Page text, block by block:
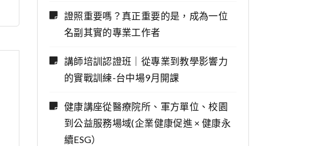
證照重要嗎？真正重要的是，成為一位
名副其實的專業工作者
講師培訓認證班｜從專業到教學影響力
的實戰訓練-台中場9月開課
健康講座從醫療院所、軍方單位、校園
到公益服務場域(企業健康促進 × 健康永
續ESG）